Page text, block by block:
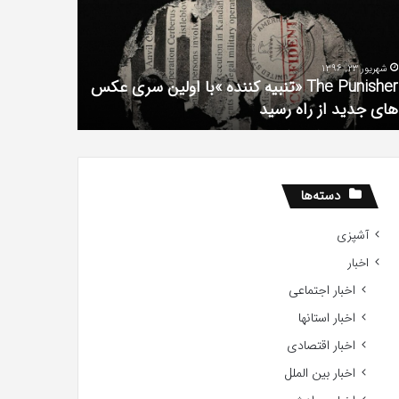
عکس
های
جدید
شهریور 23, 1396
The Punisher «تنبیه کننده »با اولین سری عکس
های جدید از راه رسید
دسته‌ها
آشپزی
اخبار
اخبار اجتماعی
اخبار استانها
اخبار اقتصادی
اخبار بین الملل